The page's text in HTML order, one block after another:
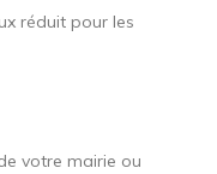
réduit pour les
votre mairie ou